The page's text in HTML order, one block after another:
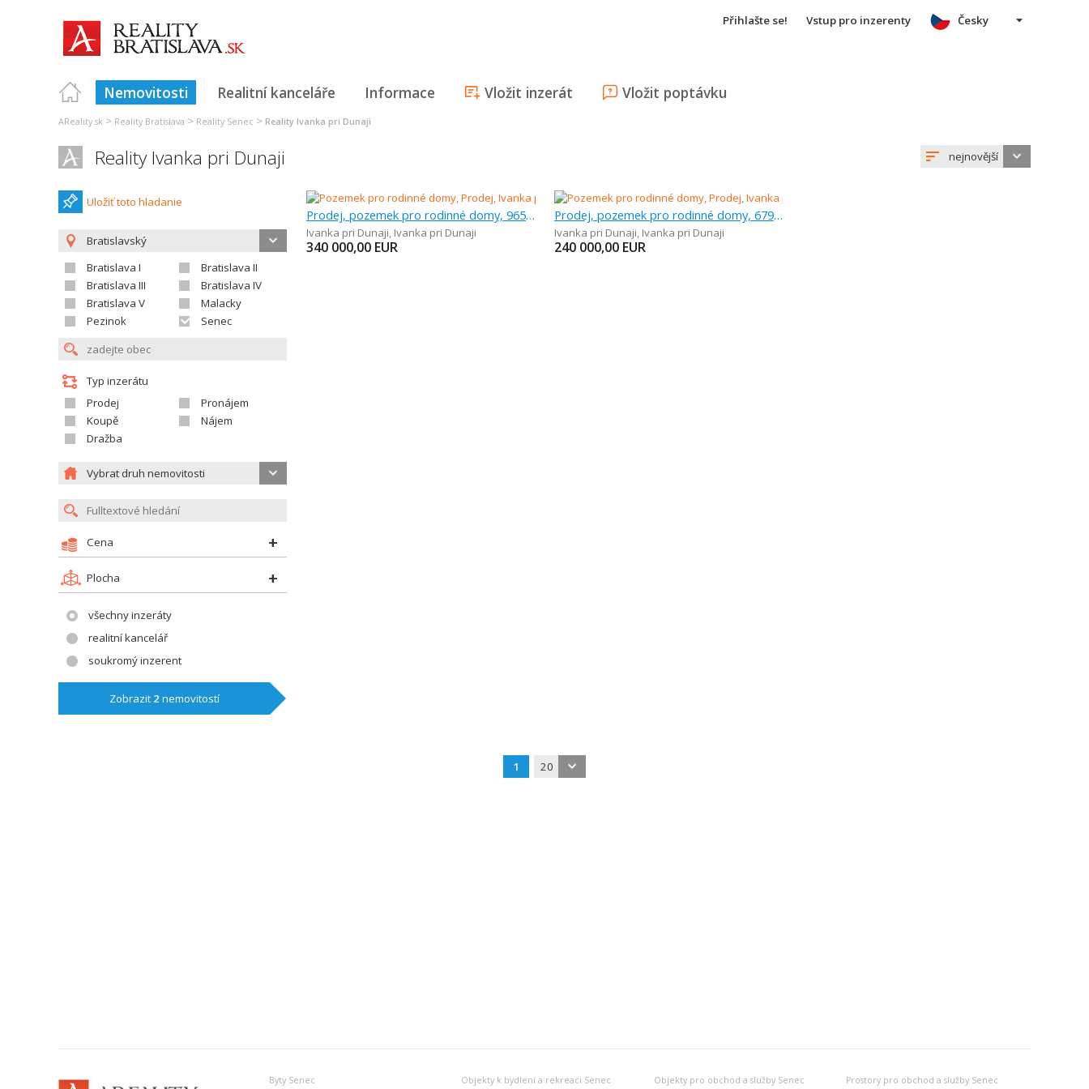
Přihlašte se! Vstup pro inzerenty
Nemovitosti Realitní kanceláře Informace Vložit inzerát Vložit poptávku
Česky
AReality.sk > Reality Bratislava > Reality Senec > Reality Ivanka pri Dunaji
Reality Ivanka pri Dunaji nejnovější
Uložiť toto hladanie
Bratislavský
Bratislava I
Bratislava II
Bratislava III
Bratislava IV
Bratislava V
Malacky
Pezinok
Senec
Typ inzerátu
Prodej
Pronájem
Koupě
Nájem
Dražba
Vybrat druh nemovitosti
Cena
Plocha
všechny inzeráty
realitní kancelář
soukromý inzerent
Zobrazit 2 nemovitostí
Prodej, pozemek pro rodinné domy, 965 m
Ivanka pri Dunaji, Ivanka pri Dunaji
340 000,00 EUR
Prodej, pozemek pro rodinné domy, 679 m
Ivanka pri Dunaji, Ivanka pri Dunaji
240 000,00 EUR
1 20
Byty Senec Objekty k bydlení a rekreaci Senec Objekty pro obchod a služby Senec
Prostory pro obchod a služby Senec